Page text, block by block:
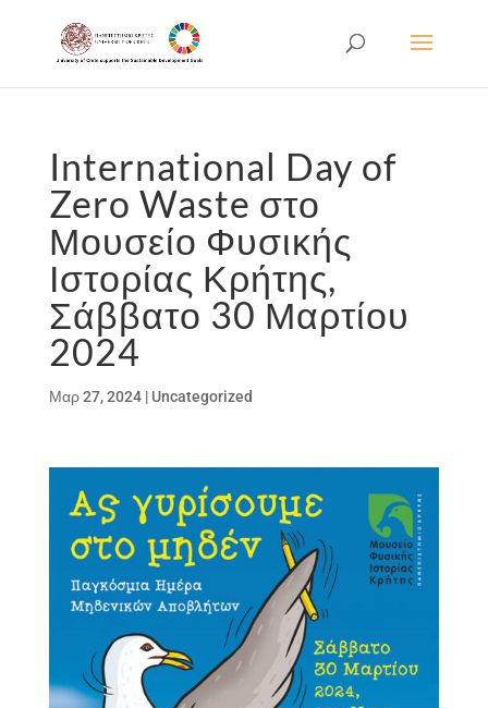
International Day of
Zero Waste στο
Μουσείο Φυσικής
Ιστορίας Κρήτης,
Σάββατο 30 Μαρτίου
2024
Μαρ 27, 2024| Uncategorized